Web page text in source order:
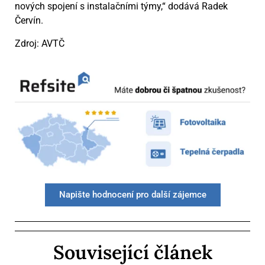
nových spojení s instalačními týmy,“ dodává Radek
Červín.
Zdroj: AVTČ
Napište hodnocení pro další zájemce
Související článek